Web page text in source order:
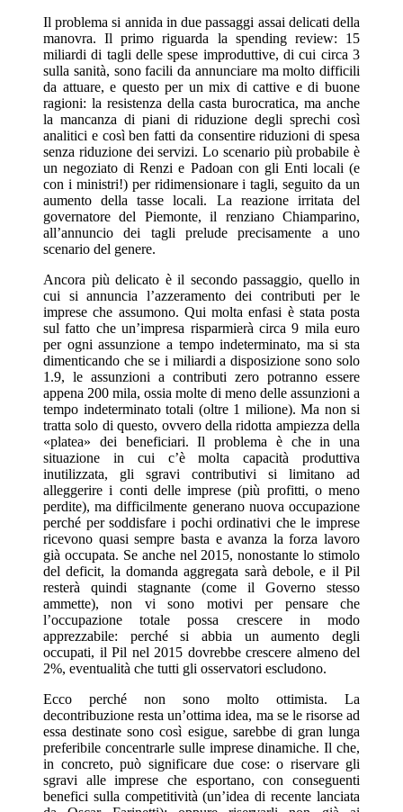
Il problema si annida in due passaggi assai delicati della
manovra. Il primo riguarda la spending review: 15
miliardi di tagli delle spese improduttive, di cui circa 3
sulla sanità, sono facili da annunciare ma molto difficili
da attuare, e questo per un mix di cattive e di buone
ragioni: la resistenza della casta burocratica, ma anche
la mancanza di piani di riduzione degli sprechi così
analitici e così ben fatti da consentire riduzioni di spesa
senza riduzione dei servizi. Lo scenario più probabile è
un negoziato di Renzi e Padoan con gli Enti locali (e
con i ministri!) per ridimensionare i tagli, seguito da un
aumento della tasse locali. La reazione irritata del
governatore del Piemonte, il renziano Chiamparino,
all’annuncio dei tagli prelude precisamente a uno
scenario del genere.
Ancora più delicato è il secondo passaggio, quello in
cui si annuncia l’azzeramento dei contributi per le
imprese che assumono. Qui molta enfasi è stata posta
sul fatto che un’impresa risparmierà circa 9 mila euro
per ogni assunzione a tempo indeterminato, ma si sta
dimenticando che se i miliardi a disposizione sono solo
1.9, le assunzioni a contributi zero potranno essere
appena 200 mila, ossia molte di meno delle assunzioni a
tempo indeterminato totali (oltre 1 milione). Ma non si
tratta solo di questo, ovvero della ridotta ampiezza della
«platea» dei beneficiari. Il problema è che in una
situazione in cui c’è molta capacità produttiva
inutilizzata, gli sgravi contributivi si limitano ad
alleggerire i conti delle imprese (più profitti, o meno
perdite), ma difficilmente generano nuova occupazione
perché per soddisfare i pochi ordinativi che le imprese
ricevono quasi sempre basta e avanza la forza lavoro
già occupata. Se anche nel 2015, nonostante lo stimolo
del deficit, la domanda aggregata sarà debole, e il Pil
resterà quindi stagnante (come il Governo stesso
ammette), non vi sono motivi per pensare che
l’occupazione totale possa crescere in modo
apprezzabile: perché si abbia un aumento degli
occupati, il Pil nel 2015 dovrebbe crescere almeno del
2%, eventualità che tutti gli osservatori escludono.
Ecco perché non sono molto ottimista. La
decontribuzione resta un’ottima idea, ma se le risorse ad
essa destinate sono così esigue, sarebbe di gran lunga
preferibile concentrarle sulle imprese dinamiche. Il che,
in concreto, può significare due cose: o riservare gli
sgravi alle imprese che esportano, con conseguenti
benefici sulla competitività (un’idea di recente lanciata